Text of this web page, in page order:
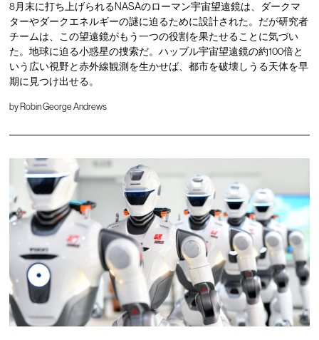
8月末に打ち上げられるNASAのローマン宇宙望遠鏡は、ダークマ
ターやダークエネルギーの謎に迫るために設計された。だが研究者
チームは、この望遠鏡がもう一つの役割を果たせることに気づい
た。地球に迫る小惑星の捜索だ。ハッブル宇宙望遠鏡の約100倍と
いう広い視野と赤外線観測を生かせば、都市を破壊しうる天体を早
期に見つけ出せる。
byRobin George Andrews